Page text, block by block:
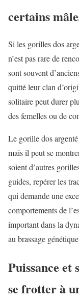
certains
Si les gorilles dos
n’est pas rare de
sont souvent
quitté leur clan
solitaire peut durer
des femelles ou de
Le gorille dos
mais il peut se
soient d’autres
guides, repérer les
qui demande une
comportements de
important dans la
au brassage
Puissance et
se frotter à